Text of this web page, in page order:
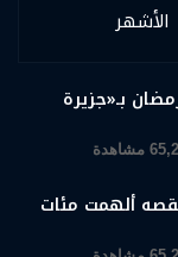
الأشهر
بـ«جزيرة
مشاهدة
ألهمت مئات